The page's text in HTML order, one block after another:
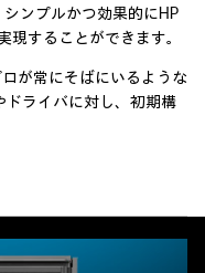
ンプルかつ効果的にHP
することができます。
が常にそばにいるような
ドライバに対し、初期構